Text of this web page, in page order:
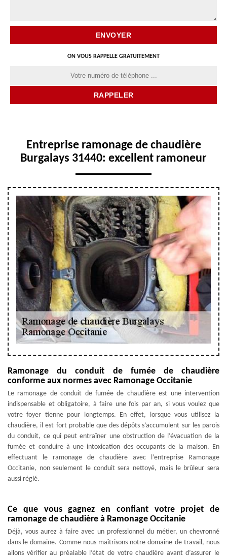
ON VOUS RAPPELLE GRATUITEMENT
Entreprise ramonage de chaudière
Burgalays 31440: excellent ramoneur
Ramonage du conduit de fumée de chaudière
conforme aux normes avec Ramonage Occitanie
Le ramonage de conduit de fumée de chaudière est une intervention
indispensable et obligatoire, à faire une fois par an, si vous voulez que
votre foyer tienne pour longtemps. En effet, lorsque vous utilisez la
chaudière, il est fort probable que des dépôts s’accumulent sur les parois
du conduit, ce qui peut entraîner une obstruction de l’évacuation de la
fumée et conduire à une intoxication des occupants de la maison. En
effectuant le ramonage de chaudière avec l’entreprise Ramonage
Occitanie, non seulement le conduit sera nettoyé, mais le brûleur sera
aussi réglé.
Ce que vous gagnez en confiant votre projet de
ramonage de chaudière à Ramonage Occitanie
Déjà, vous aurez à faire avec un professionnel du métier, un chevronné
dans le domaine. Comme nous maîtrisons notre domaine de travail, nous
allons vérifier au préalable l’état de votre chaudière avant d’assurer le